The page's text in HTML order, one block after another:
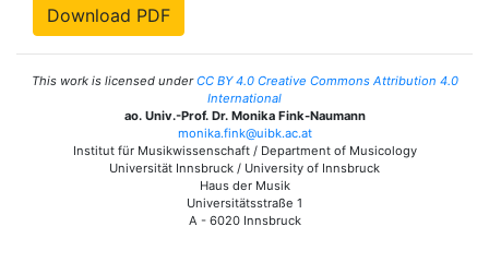
Download PDF
This work is licensed underCC BY 4.0 Creative Commons Attribution 4.0
International
ao. Univ.-Prof. Dr. Monika Fink-Naumann
monika.fink@uibk.ac.at
Institut für Musikwissenschaft / Department of Musicology
Universität Innsbruck / University of Innsbruck
Haus der Musik
Universitätsstraße 1
A - 6020 Innsbruck